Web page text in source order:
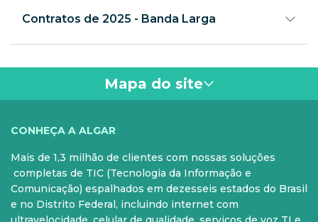
Contratos de 2025 - Banda Larga
Mapa do site
PARA SUA CASA
Internet Fibra
CELULAR
Controle e Pós
CONHEÇA A ALGAR
Mais de 1,3 milhão de clientes com nossas soluções
completas de TIC (Tecnologia da Informação e
Comunicação) espalhados em dezesseis estados do Brasil
e no Distrito Federal, incluindo internet com